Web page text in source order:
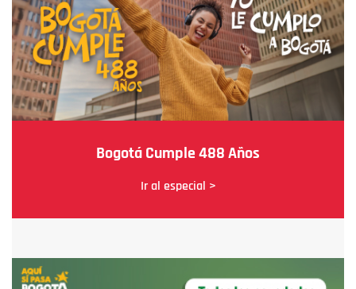
Bogotá Cumple 488 Años
Ir al especial >